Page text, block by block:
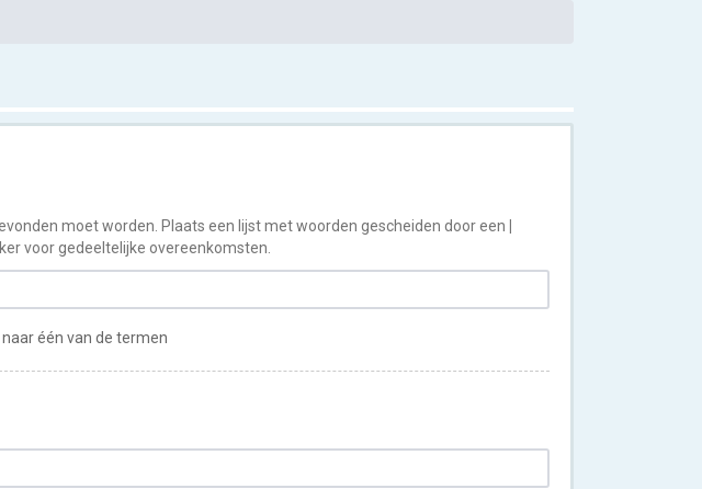
moet worden. Plaats een lijst met woorden gescheiden door een
voor gedeeltelijke overeenkomsten.
naar één van de termen